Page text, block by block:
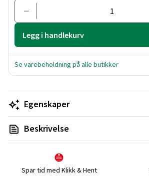
Legg i handlekurv
Se varebeholdning på alle butikker
Egenskaper
Beskrivelse
Spar tid med Klikk & Hent